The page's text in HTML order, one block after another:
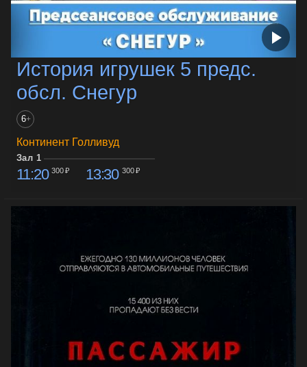
История игрушек 5 предс.
обсл. Снегур
6+
Континент Голливуд
Зал 1
11:20 300 ₽ 13:30 300 ₽